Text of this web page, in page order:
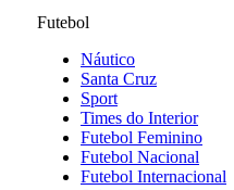
Futebol
Náutico
Santa Cruz
Sport
Times do Interior
Futebol Feminino
Futebol Nacional
Futebol Internacional